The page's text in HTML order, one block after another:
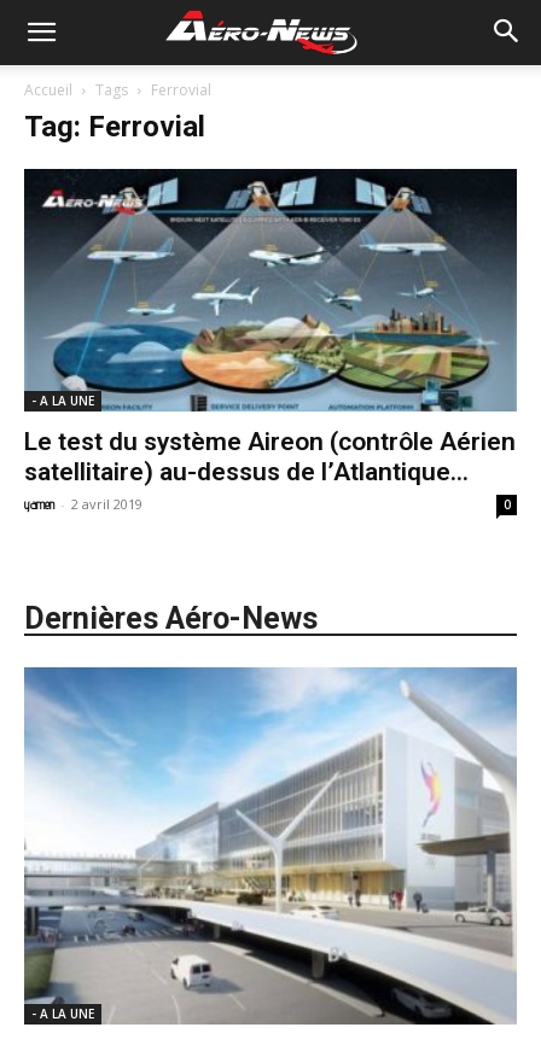
Accueil Tags Ferrovial
Tag: Ferrovial
- A LA UNE
Le test du système Aireon (contrôle Aérien
satellitaire) au-dessus de l’Atlantique...
yamen - 2 avril 2019 0
Dernières Aéro-News
- A LA UNE